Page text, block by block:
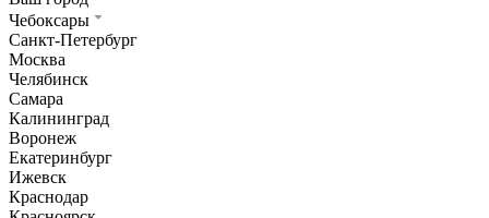
Чебоксары
Санкт-Петербург
Москва
Челябинск
Самара
Калининград
Воронеж
Екатеринбург
Ижевск
Краснодар